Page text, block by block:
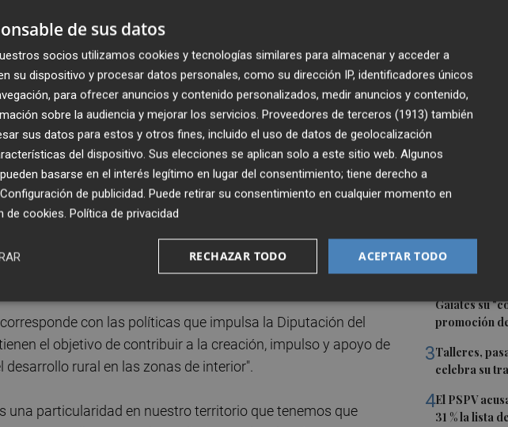
Últimas
Castelló
la compañía
el eclipse
Castelló
Gaiates su
promoción
3Talleres,
celebra su
4El PSPV
31 % la lista
(Trufacas) para la realización de actividades orientadas
del sector trufícola. Así lo ha anunciado el diputado de
que el objetivo de esta ayuda es el de velar por la defensa
Castellón.
cubrirán los gastos de divulgación que se generen con la
de la provincia sobre las ventajas del asociacionismo y
de formación, asesoramiento, fiscalidad o registros.
de cursos y jornadas para el incremento de la
a las distintas ferias que se celebran en el territorio
Mercat de la Trufa de Castelló Ruta de Sabor, Fira de la
con las políticas que impulsa la Diputación del
el objetivo de contribuir a la creación, impulso y apoyo de
rural en las zonas de interior".
una particularidad en nuestro territorio que tenemos que
de sus datos
socios utilizamos cookies y tecnologías similares para almacenar y acceder a
su dispositivo y procesar datos personales, como su dirección IP, identificadores únicos
para ofrecer anuncios y contenido personalizados, medir anuncios y contenido,
sobre la audiencia y mejorar los servicios. Proveedores de terceros (1913) también
sus datos para estos y otros fines, incluido el uso de datos de geolocalización
del dispositivo. Sus elecciones se aplican solo a este sitio web. Algunos
basarse en el interés legítimo en lugar del consentimiento; tiene derecho a
Configuración de publicidad. Puede retirar su consentimiento en cualquier momento en
de cookies. Política de privacidad
ACEPTAR TODO
RECHAZAR TODO